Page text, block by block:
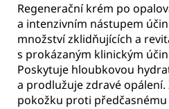
Regenerační krém po
a intenzivním nástupem
množství zklidňujících a
s prokázaným klinickým
Poskytuje hloubkovou
a prodlužuje zdravé opálení.
pokožku proti